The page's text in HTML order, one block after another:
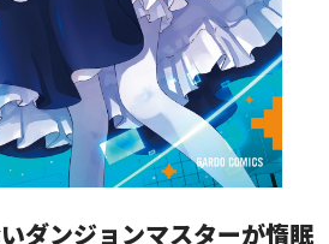
コミックエッセイ
閉じる
ダンジョンマスターが惰眠